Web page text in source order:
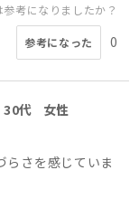
考になりましたか？
参考になった 0
30代
女性
らさを感じていま